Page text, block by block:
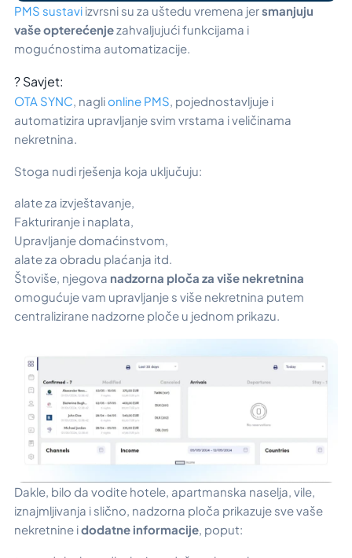
PMS sustavi izvrsni su za uštedu vremena jersmanjuju
vaše opterećenjezahvaljujući funkcijama i
mogućnostima automatizacije.
? Savjet:
OTA SYNC, naglionline PMS, pojednostavljuje i
automatizira upravljanje svim vrstama i veličinama
nekretnina.
Stoga nudi rješenja koja uključuju:
alate za izvještavanje,
Fakturiranje i naplata,
Upravljanje domaćinstvom,
alate za obradu plaćanja itd.
Štoviše, njegova nadzorna ploča za više nekretnina
omogućuje vam upravljanje s više nekretnina putem
centralizirane nadzorne ploče u jednom prikazu.
Dakle, bilo da vodite hotele, apartmanska naselja, vile,
iznajmljivanja i slično, nadzorna ploča prikazuje sve vaše
nekretnine idodatne informacije , poput: